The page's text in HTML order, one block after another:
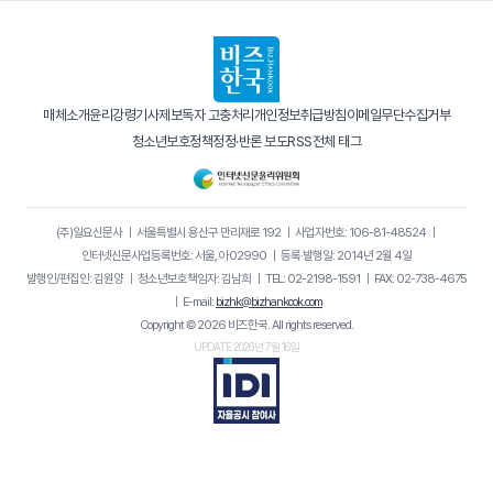
매체소개윤리강령기사제보독자 고충처리 개인정보취급방침이메일무단수집거부
청소년보호정책정정·반론 보도RSS전체 태그
(주)일요신문사｜ 서울특별시 용산구 만리재로 192｜ 사업자번호: 106-81-48524｜
인터넷신문사업등록번호: 서울, 아02990
등록·발행일: 2014년 2월 4일
발행인/편집인: 김원양｜ 청소년보호책임자: 김남희 TEL: 02-2198-1591
FAX: 02-738-4675
E-mail: bizhk@bizhankook.com
Copyright © 2026 비즈한국. All rights reserved.
UPDATE 2026년 7월 16일